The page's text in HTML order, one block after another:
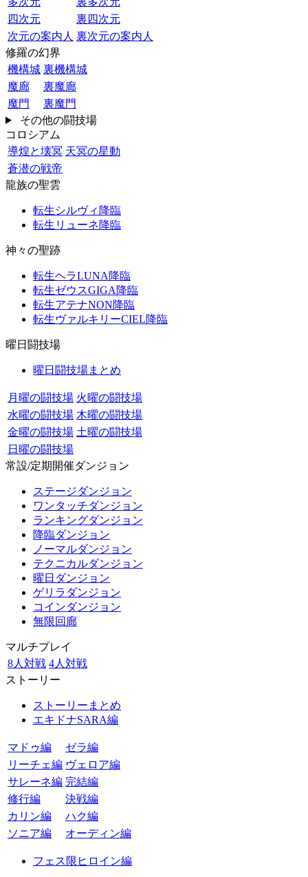
四次元
裏四次元
次元の案内人 裏次元の案内人
修羅の幻界
機構城 裏機構城
魔廊
裏魔廊
魔門
裏魔門
その他の闘技場
コロシアム
導煌と壊冥 天冥の星動
蒼潜の戦帝
龍族の聖雲
転生シルヴィ降臨
転生リューネ降臨
神々の聖跡
転生ヘラLUNA降臨
転生ゼウスGIGA降臨
転生アテナNON降臨
転生ヴァルキリーCIEL降臨
曜日闘技場
曜日闘技場まとめ
月曜の闘技場 火曜の闘技場
水曜の闘技場 木曜の闘技場
金曜の闘技場 土曜の闘技場
日曜の闘技場
常設/定期開催ダンジョン
ステージダンジョン
ワンタッチダンジョン
ランキングダンジョン
降臨ダンジョン
ノーマルダンジョン
テクニカルダンジョン
曜日ダンジョン
ゲリラダンジョン
コインダンジョン
無限回廊
マルチプレイ
8人対戦 4人対戦
ストーリー
ストーリーまとめ
エキドナSARA編
マドゥ編
ゼラ編
リーチェ編 ヴェロア編
サレーネ編 完結編
修行編
決戦編
カリン編
ハク編
ソニア編
オーディン編
フェス限ヒロイン編